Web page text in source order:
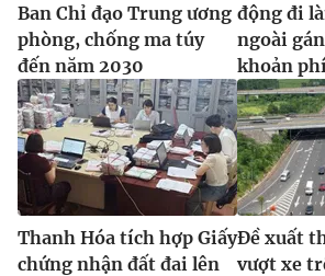
Ban Chỉ đạo Trung ương
phòng, chống ma túy
đến năm 2030
động đi
ngoài
khoản
Thanh Hóa tích hợp Giấy
chứng nhận đất đai lên
Đề xuất
vượt xe